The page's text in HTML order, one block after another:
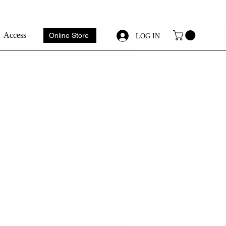
Access LOG IN
Online Store